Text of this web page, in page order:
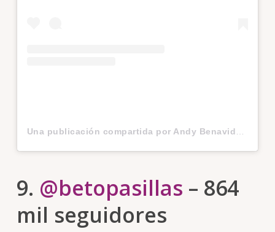
9. @betopasillas – 864
mil seguidores